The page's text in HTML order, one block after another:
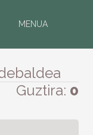
MENUA
Guztira: 0